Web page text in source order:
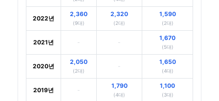
2022년
2,360
(9대)
2,320
(2대)
1,590
(2대)
2021년 - -
1,670
(5대)
2020년
2,050
(2대)
-
1,650
(4대)
2019년 -
1,790
(4대)
1,100
(3대)